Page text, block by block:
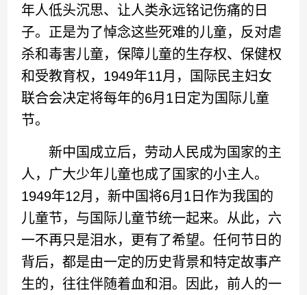
年人低头沉思、让人类永远铭记伤痛的日
子。正是为了悼念这些死难的儿童，反对虐
杀和毒害儿童，保障儿童的生存权、保健权
和受教育权，1949年11月，国际民主妇女
联合会决定将每年的6月1日定为国际儿童
节。
新中国成立后，劳动人民成为国家的主
人，广大少年儿童也成了国家的小主人。
1949年12月，新中国将6月1日作为我国的
儿童节，与国际儿童节统一起来。从此，六
一不再只是泪水，更有了希望。任何节日的
背后，都是由一定的历史背景和特定故事产
生的，往往伴随着血和泪。因此，前人的一